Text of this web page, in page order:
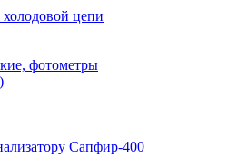
цепи
фотометры
Сапфир-400